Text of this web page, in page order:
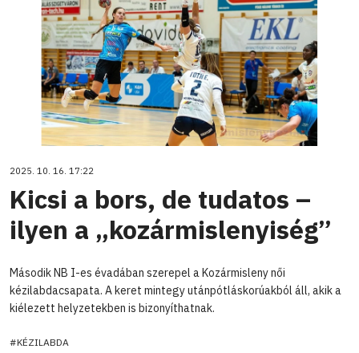
2025. 10. 16. 17:22
Kicsi a bors, de tudatos –
ilyen a „kozármislenyiség”
Második NB I-es évadában szerepel a Kozármisleny női
kézilabdacsapata. A keret mintegy utánpótláskorúakból áll, akik a
kiélezett helyzetekben is bizonyíthatnak.
#KÉZILABDA